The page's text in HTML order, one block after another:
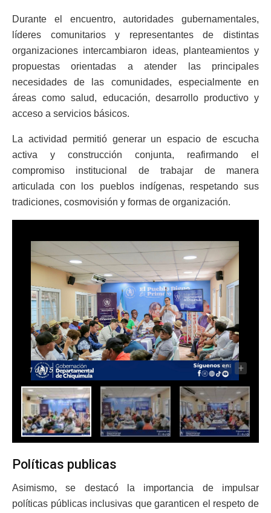
Durante el encuentro, autoridades gubernamentales,
líderes comunitarios y representantes de distintas
organizaciones intercambiaron ideas, planteamientos y
propuestas orientadas a atender las principales
necesidades de las comunidades, especialmente en
áreas como salud, educación, desarrollo productivo y
acceso a servicios básicos.
La actividad permitió generar un espacio de escucha
activa y construcción conjunta, reafirmando el
compromiso institucional de trabajar de manera
articulada con los pueblos indígenas, respetando sus
tradiciones, cosmovisión y formas de organización.
1 de 15 - +
Políticas publicas
Asimismo, se destacó la importancia de impulsar
políticas públicas inclusivas que garanticen el respeto de